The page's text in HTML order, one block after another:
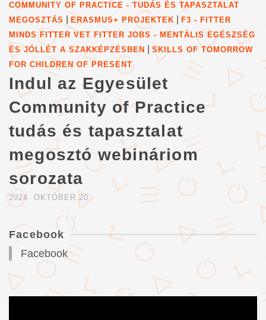
COMMUNITY OF PRACTICE - TUDÁS ÉS TAPASZTALAT
MEGOSZTÁS |ERASMUS+ PROJEKTEK
F3 - FITTER
MINDS FITTER VET FITTER JOBS - MENTÁLIS EGÉSZSÉG
ÉS JÓLLÉT A SZAKKÉPZÉSBEN
SKILLS OF TOMORROW
FOR CHILDREN OF PRESENT
Indul az Egyesület
Community of Practice
tudás és tapasztalat
megosztó webináriom
sorozata
2024. OKTÓBER 20.
Facebook
Facebook